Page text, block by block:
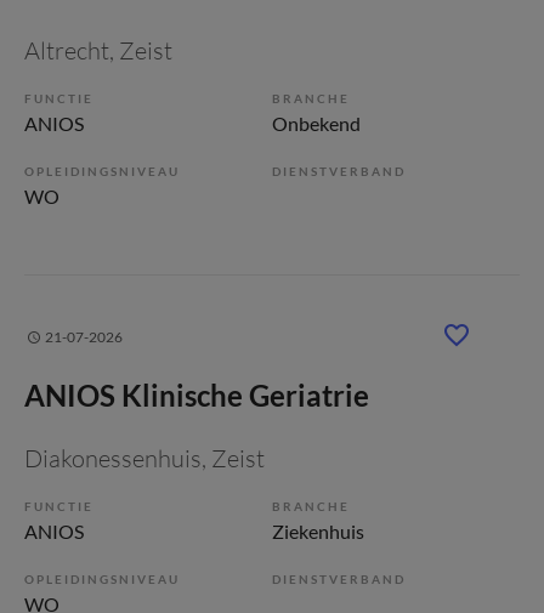
Altrecht, Zeist
FUNCTIE
ANIOS
BRANCHE
Onbekend
OPLEIDINGSNIVEAU
WO
DIENSTVERBAND
21-07-2026
ANIOS Klinische Geriatrie
Diakonessenhuis, Zeist
FUNCTIE
ANIOS
BRANCHE
Ziekenhuis
OPLEIDINGSNIVEAU
WO
DIENSTVERBAND